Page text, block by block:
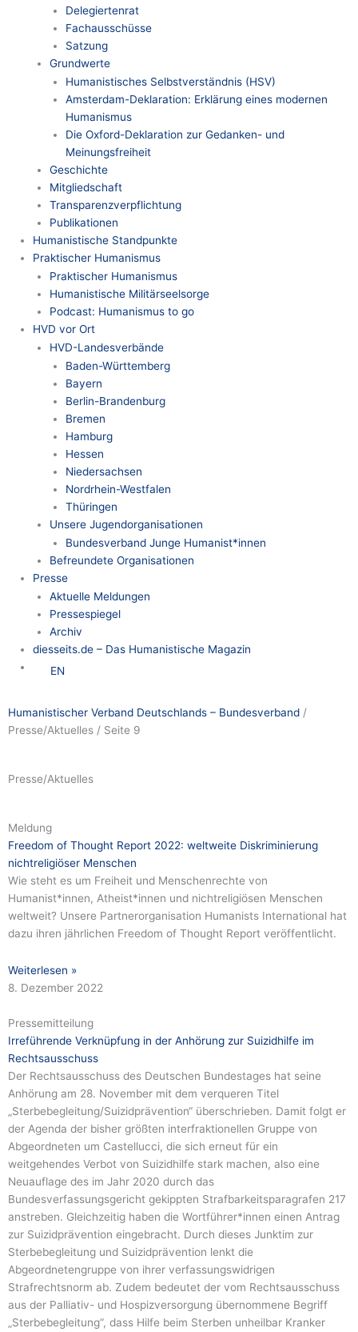
Delegiertenrat
Fachausschüsse
Satzung
Grundwerte
Humanistisches Selbstverständnis (HSV)
Amsterdam-Deklaration: Erklärung eines modernen
Humanismus
Die Oxford-Deklaration zur Gedanken- und
Meinungsfreiheit
Geschichte
Mitgliedschaft
Transparenzverpflichtung
Publikationen
Humanistische Standpunkte
Praktischer Humanismus
Praktischer Humanismus
Humanistische Militärseelsorge
Podcast: Humanismus to go
HVD vor Ort
HVD-Landesverbände
Baden-Württemberg
Bayern
Berlin-Brandenburg
Bremen
Hamburg
Hessen
Niedersachsen
Nordrhein-Westfalen
Thüringen
Unsere Jugendorganisationen
Bundesverband Junge Humanist*innen
Befreundete Organisationen
Presse
Aktuelle Meldungen
Pressespiegel
Archiv
diesseits.de – Das Humanistische Magazin
EN
Humanistischer Verband Deutschlands – Bundesverband /
Presse/Aktuelles / Seite 9
Presse/Aktuelles
Meldung
Freedom of Thought Report 2022: weltweite Diskriminierung
nichtreligiöser Menschen
Wie steht es um Freiheit und Menschenrechte von
Humanist*innen, Atheist*innen und nichtreligiösen Menschen
weltweit? Unsere Partnerorganisation Humanists International hat
dazu ihren jährlichen Freedom of Thought Report veröffentlicht.
Weiterlesen »
8. Dezember 2022
Pressemitteilung
Irreführende Verknüpfung in der Anhörung zur Suizidhilfe im
Rechtsausschuss
Der Rechtsausschuss des Deutschen Bundestages hat seine
Anhörung am 28. November mit dem verqueren Titel
„Sterbebegleitung/Suizidprävention“ überschrieben. Damit folgt er
der Agenda der bisher größten interfraktionellen Gruppe von
Abgeordneten um Castellucci, die sich erneut für ein
weitgehendes Verbot von Suizidhilfe stark machen, also eine
Neuauflage des im Jahr 2020 durch das
Bundesverfassungsgericht gekippten Strafbarkeitsparagrafen 217
anstreben. Gleichzeitig haben die Wortführer*innen einen Antrag
zur Suizidprävention eingebracht. Durch dieses Junktim zur
Sterbebegleitung und Suizidprävention lenkt die
Abgeordnetengruppe von ihrer verfassungswidrigen
Strafrechtsnorm ab. Zudem bedeutet der vom Rechtsausschuss
aus der Palliativ- und Hospizversorgung übernommene Begriff
„Sterbebegleitung“, dass Hilfe beim Sterben unheilbar Kranker